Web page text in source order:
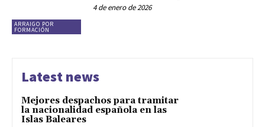
ARRAIGO POR
FORMACIÓN
4 de enero de 2026
Latest news
Mejores despachos para tramitar
la nacionalidad española en las
Islas Baleares